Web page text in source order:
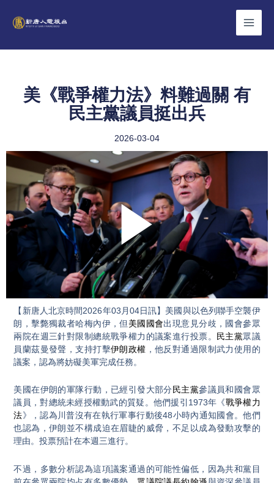
美《戰爭權力法》料難過關 有
民主黨議員挺出兵
2026-03-04
Play
Video
【新唐人北京時間2026年03月04日訊】美國與以色列聯手空襲伊
朗，擊斃獨裁者哈梅內伊，但美國國會出現意見分歧，國會參眾
兩院在週三針對限制總統戰爭權力的議案進行投票。
民主黨眾議
員蘭茲曼發聲，支持打擊伊朗政權 ，他反對通過限制武力使用的
議案，認為將妨礙美軍完成任務。
美國在伊朗的軍隊行動，已經引發大部分民主黨參議員和國會眾
議員，對總統未經授權動武的質疑。他們援引1973年《戰爭權力
法》，認為川普沒有在執行軍事行動後48小時內通知國會。他們
也認為，伊朗並不構成迫在眉睫的威脅，不足以成為發動攻擊的
理由。投票預計在本週三進行。
不過，多數分析認為這項議案通過的可能性偏低，因為共和黨目